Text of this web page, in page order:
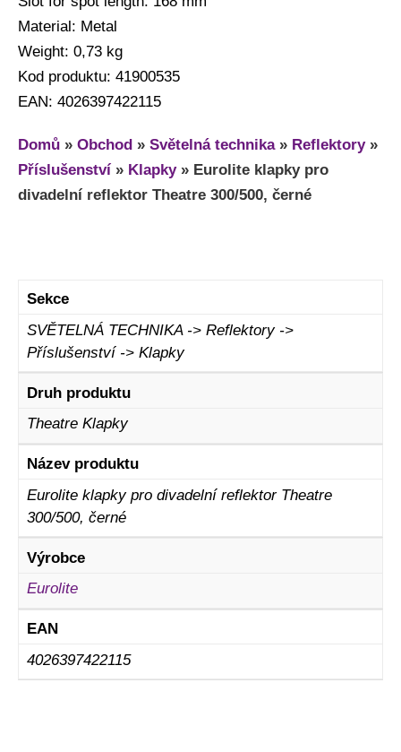
Material: Metal
Weight: 0,73 kg
Kod produktu: 41900535
EAN: 4026397422115
Domů » Obchod » Světelná technika» Reflektory»
Příslušenství » Klapky» Eurolite klapky pro
divadelní reflektor Theatre 300/500, černé
Sekce
SVĚTELNÁ TECHNIKA -> Reflektory ->
Příslušenství -> Klapky
Druh produktu
Theatre Klapky
Název produktu
Eurolite klapky pro divadelní reflektor Theatre
300/500, černé
Výrobce
Eurolite
EAN
4026397422115